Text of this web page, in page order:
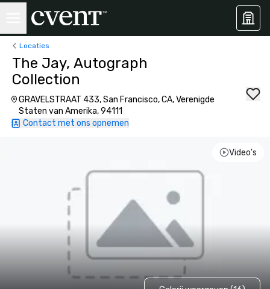
Locaties
The Jay, Autograph
Collection
GRAVELSTRAAT 433, San Francisco, CA, Verenigde
Staten van Amerika, 94111
Contact met ons opnemen
Video's